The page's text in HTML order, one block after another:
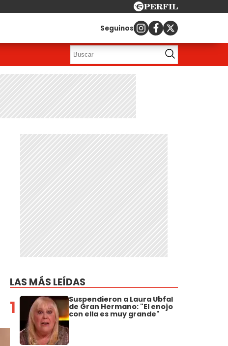
Seguinos
LAS MÁS LEÍDAS
1 Suspendieron a Laura Ubfal
de Gran Hermano: "El enojo
con ella es muy grande"